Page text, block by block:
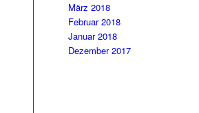
März 2018
Februar 2018
Januar 2018
Dezember 2017